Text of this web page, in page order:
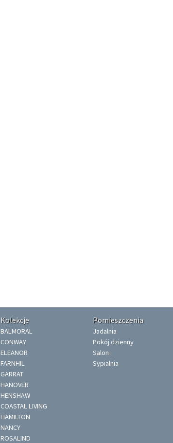
Kolekcje
BALMORAL
CONWAY
ELEANOR
FARNHIL
GARRAT
HANOVER
HENSHAW
COASTAL LIVING
HAMILTON
NANCY
ROSALIND
Pomieszczenia
Jadalnia
Pokój dzienny
Salon
Sypialnia